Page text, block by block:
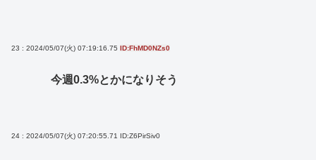
23 : 2024/05/07(火) 07:19:16.75 ID:FhMD0NZs0
今週0.3%とかになりそう
24 : 2024/05/07(火) 07:20:55.71 ID:Z6PirSiv0